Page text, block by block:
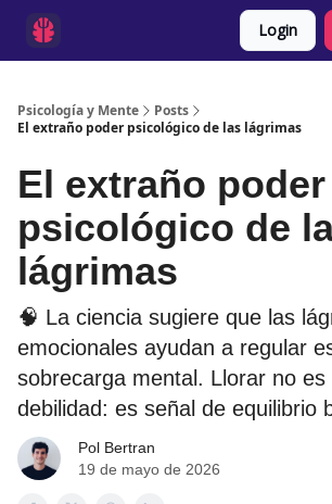
Login
Psicología y Mente
Posts
El extraño poder psicológico de las lágrimas
El extraño poder
psicológico de
lágrimas
🧠 La ciencia sugiere que las
emocionales ayudan a regular
sobrecarga mental. Llorar no es
debilidad: es señal de equilibrio
Pol Bertran
19 de mayo de 2026